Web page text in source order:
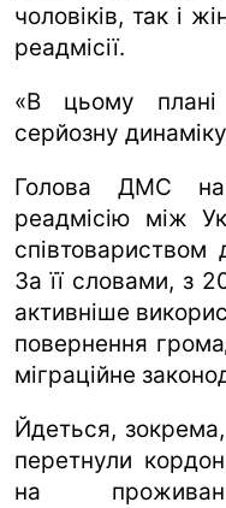
чоловіків, так і
реадмісії.
«В цьому
серйозну
Голова ДМС
реадмісію між
співтовариством
За її словами, з
активніше
повернення
міграційне
Йдеться,
перетнули
на